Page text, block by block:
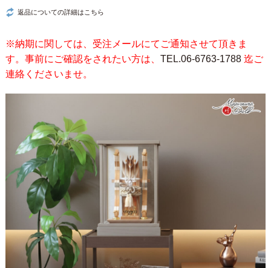
返品についての詳細はこちら
※納期に関しては、受注メールにてご通知させて頂きま
す。事前にご確認をされたい方は、 TEL.06-6763-1788迄ご
連絡くださいませ。